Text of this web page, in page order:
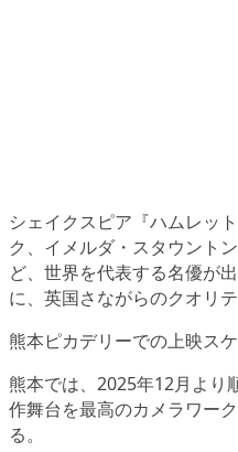
シェイクスピア『ハムレッ
ク、イメルダ・スタウント
ど、世界を代表する名優が
に、英国さながらのクオリテ
熊本ピカデリーでの上映ス
熊本では、2025年12月より
作舞台を最高のカメラワー
る。